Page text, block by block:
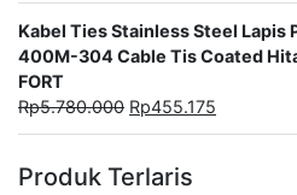
Kabel Ties Stainless Steel Lapis
400M-304 Cable Tis Coated
FORT
Rp5.780.000 Rp455.175
Produk Terlaris